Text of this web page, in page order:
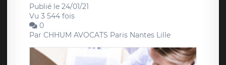
Publié le 24/01/21
Vu 3 544 fois
0
Par CHHUM AVOCATS Paris Nantes Lille